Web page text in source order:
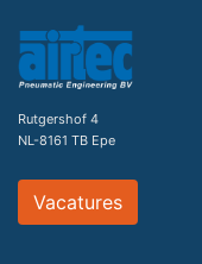
Rutgershof 4
NL-8161 TB Epe
Vacatures